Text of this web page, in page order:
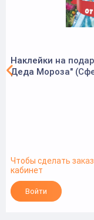
Наклейки на
Деда Мороза"
Чтобы сделать
кабинет
Войти